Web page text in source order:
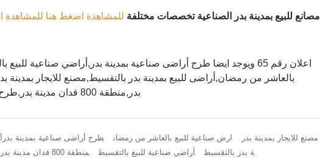
مصانع للبيع بمدينة بدر الصناعية تخصصات مختلفة للمشاهدة اضغط هنا للمشاهدة
اعلان رقم 65 ويوجد ايضا طرح أراضى صناعية بمدينة بدر,أراضي صناعية
بالعاشر من رمضان,أراضى للبيع بمدينة بدر بالتقسيط,مصنع للايجار بمدينة
بدر,منطقة 800 فدان مدينة بدر,طرح أراضى صناعية بمدينة بدر
مصنع للايجار بمدينة بدر ارض صناعية للبيع بالعاشر من رمضان طرح أراضى صناعية بمدينة بدر
ة بدر بالتقسيط
أراضي صناعية للبيع بالتقسيط منطقة 800 فدان مدينة بدر